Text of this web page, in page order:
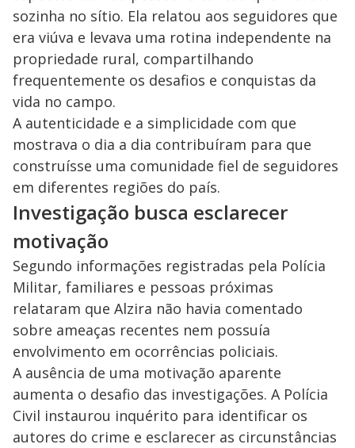
sozinha no sítio. Ela relatou aos seguidores que
era viúva e levava uma rotina independente na
propriedade rural, compartilhando
frequentemente os desafios e conquistas da
vida no campo.
A autenticidade e a simplicidade com que
mostrava o dia a dia contribuíram para que
construísse uma comunidade fiel de seguidores
em diferentes regiões do país.
Investigação busca esclarecer
motivação
Segundo informações registradas pela Polícia
Militar, familiares e pessoas próximas
relataram que Alzira não havia comentado
sobre ameaças recentes nem possuía
envolvimento em ocorrências policiais.
A ausência de uma motivação aparente
aumenta o desafio das investigações. A Polícia
Civil instaurou inquérito para identificar os
autores do crime e esclarecer as circunstâncias